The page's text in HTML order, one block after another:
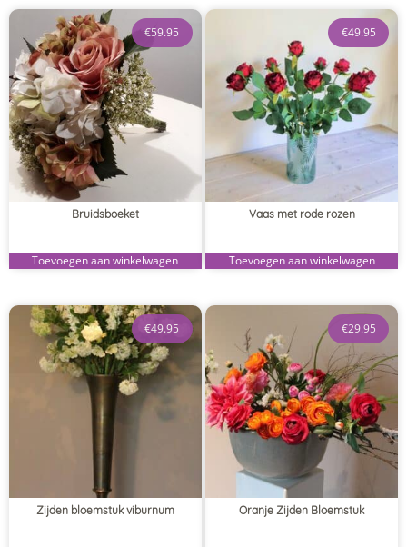
Bruidsboeket
€59.95
Toevoegen aan winkelwagen
Vaas met rode rozen
€49.95
Toevoegen aan winkelwagen
Zijden bloemstuk viburnum
€49.95
Oranje Zijden Bloemstuk
€29.95